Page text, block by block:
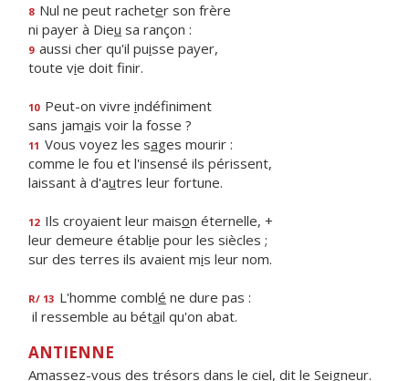
8 Nul ne peut racheter son frère
ni payer à Dieu sa rançon :
9 aussi cher qu'il puisse payer,
toute vie doit finir.
10 Peut-on vivre indéfiniment
sans jamais voir la fosse ?
11 Vous voyez les sages mourir :
comme le fou et l'insensé ils périssent,
laissant à d'autres leur fortune.
12 Ils croyaient leur maison éternelle, +
leur demeure établie pour les siècles ;
sur des terres ils avaient mis leur nom.
R/ 13 L'homme comblé ne dure pas :
il ressemble au bétail qu'on abat.
ANTIENNE
Amassez-vous des trésors dans le ciel, dit le Seigneur.